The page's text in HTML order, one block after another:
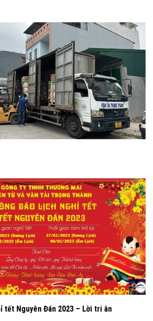
tết Nguyên Đán 2023 – Lời tri ân